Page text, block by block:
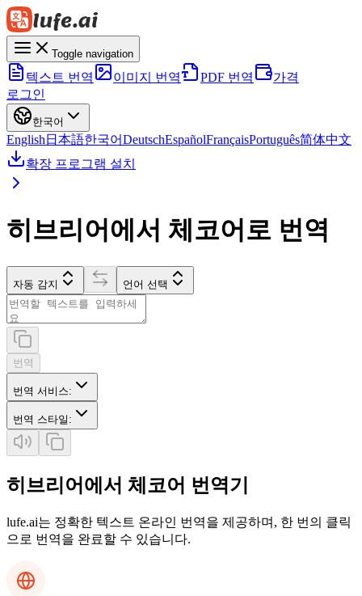
Toggle navigation
텍스트 번역 이미지 번역 PDF 번역
가격
로그인
한국어
English 日本語한국어DeutschEspañolFrançaisPortuguês简体中文
확장 프로그램 설치
히브리어에서 체코어로 번역
자동 감지 언어 선택
번역
번역 서비스:
번역 스타일 :
히브리어에서 체코어 번역기
lufe.ai는 정확한 텍스트 온라인 번역을 제공하며, 한 번의 클릭
으로 번역을 완료할 수 있습니다.